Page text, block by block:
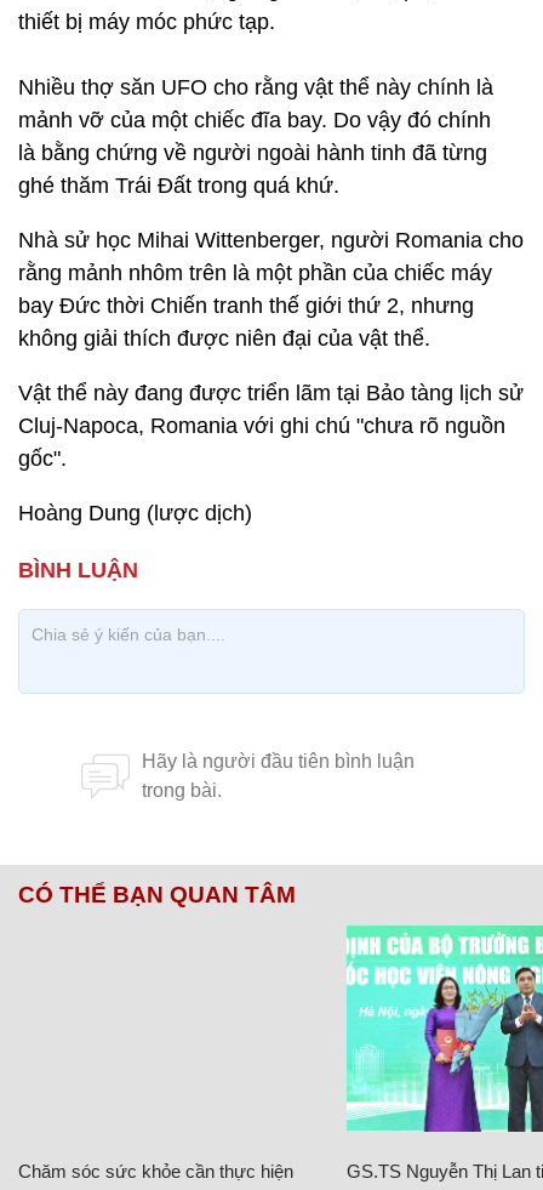
thiết bị máy móc phức tạp.
Nhiều thợ săn UFO cho rằng vật thể này chính là
mảnh vỡ của một chiếc đĩa bay. Do vậy đó chính
là bằng chứng về người ngoài hành tinh đã từng
ghé thăm Trái Đất trong quá khứ.
Nhà sử học Mihai Wittenberger, người Romania cho
rằng mảnh nhôm trên là một phần của chiếc máy
bay Đức thời Chiến tranh thế giới thứ 2, nhưng
không giải thích được niên đại của vật thể.
Vật thể này đang được triển lãm tại Bảo tàng lịch sử
Cluj-Napoca, Romania với ghi chú "chưa rõ nguồn
gốc".
Hoàng Dung (lược dịch)
CÓ THỂ BẠN QUAN TÂM
Chăm sóc sức khỏe cần thực hiện GS.TS Nguyễn Thị Lan